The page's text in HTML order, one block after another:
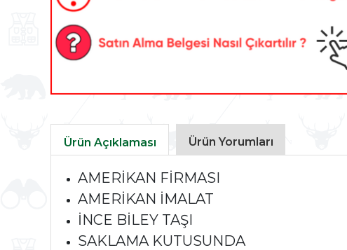
Ürün Açıklaması Ürün Yorumları
AMERİKAN FİRMASI
AMERİKAN İMALAT
İNCE BİLEY TAŞI
SAKLAMA KUTUSUNDA